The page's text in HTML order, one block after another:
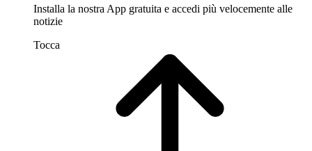
Installa la nostra App gratuita e accedi più velocemente alle
notizie
Tocca